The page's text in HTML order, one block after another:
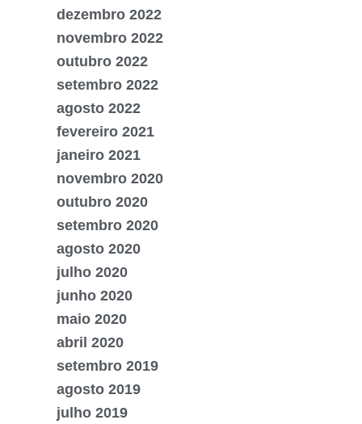
dezembro 2022
novembro 2022
outubro 2022
setembro 2022
agosto 2022
fevereiro 2021
janeiro 2021
novembro 2020
outubro 2020
setembro 2020
agosto 2020
julho 2020
junho 2020
maio 2020
abril 2020
setembro 2019
agosto 2019
julho 2019